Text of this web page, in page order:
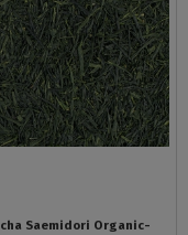
Saemidori Organic-